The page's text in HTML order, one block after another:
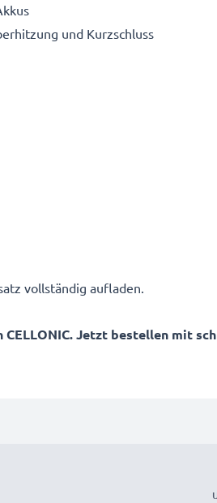
und Kurzschluss
vollständig aufladen.
Jetzt bestellen mit